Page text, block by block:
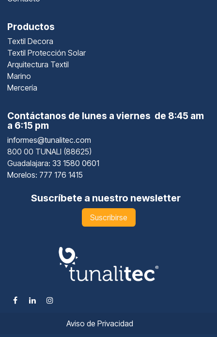
Productos
Textil Decora
Textil Protección Solar
Arquitectura Textil
Marino
Mercería
Contáctanos de lunes a viernes de 8:45 am
a 6:15 pm
informes@tunalitec.com
800 00 TUNALI (88625)
Guadalajara: 33 1580 0601
Morelos: 777 176 1415
Suscríbete a nuestro newsletter
Suscribirse
Aviso de Privacidad